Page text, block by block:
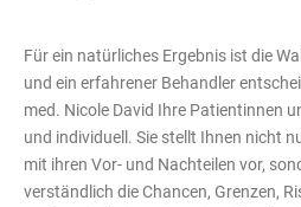
Für ein natürliches Ergebnis ist die
und ein erfahrener Behandler
med. Nicole David Ihre Patientinnen
und individuell. Sie stellt Ihnen nicht
mit ihren Vor- und Nachteilen vor,
verständlich die Chancen, Grenzen,